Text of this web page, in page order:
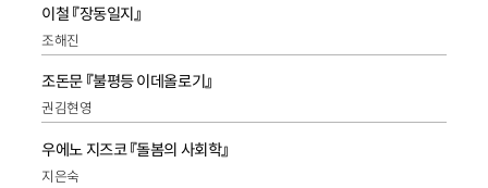
이철 『장동일지』
조해진
조돈문 『불평등 이데올로기』
권김현영
우에노 지즈코 『돌봄의 사회학』
지은숙